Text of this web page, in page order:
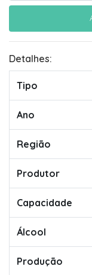
Detalhes:
Tipo
Ano
Região
Produtor
Capacidade
Álcool
Produção